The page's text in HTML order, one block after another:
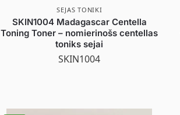
SEJAS TONIKI
SKIN1004 Madagascar Centella
Toning Toner – nomierinošs centellas
toniks sejai
SKIN1004